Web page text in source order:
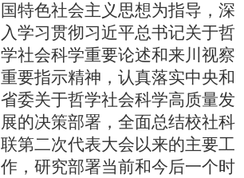
国特色社会主义思想为指导，深
入学习贯彻习近平总书记关于哲
学社会科学重要论述和来川视察
重要指示精神，认真落实中央和
省委关于哲学社会科学高质量发
展的决策部署，全面总结校社科
联第二次代表大会以来的主要工
作，研究部署当前和今后一个时